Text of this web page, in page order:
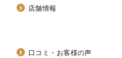
店舗情報
口コミ・お客様の声